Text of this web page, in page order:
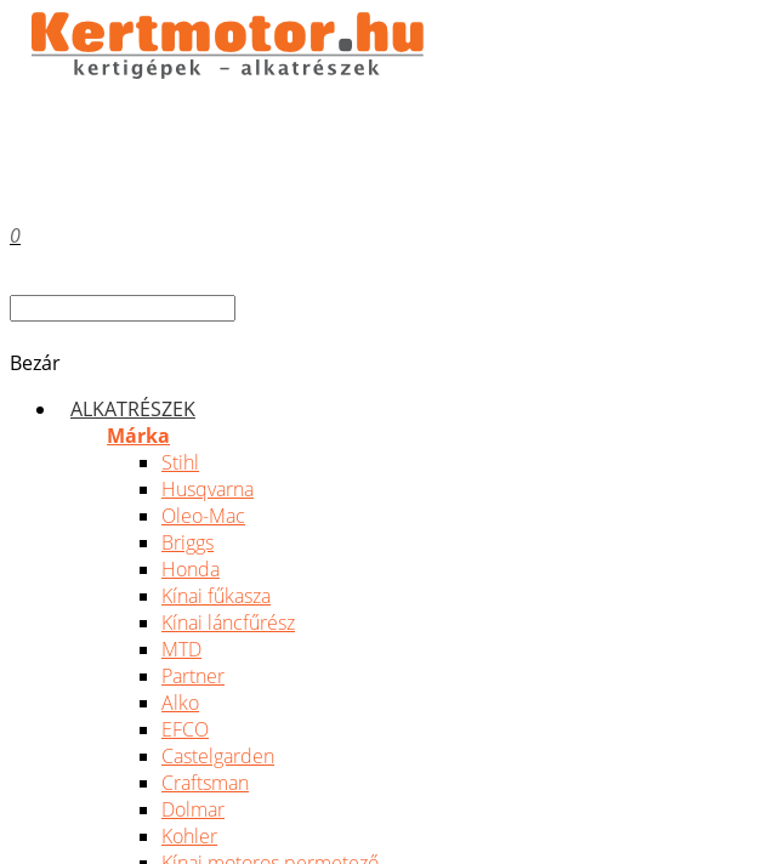
0
Bezár
ALKATRÉSZEK
Márka
Stihl
Husqvarna
Oleo-Mac
Briggs
Honda
Kínai fűkasza
Kínai láncfűrész
MTD
Partner
Alko
EFCO
Castelgarden
Craftsman
Dolmar
Kohler